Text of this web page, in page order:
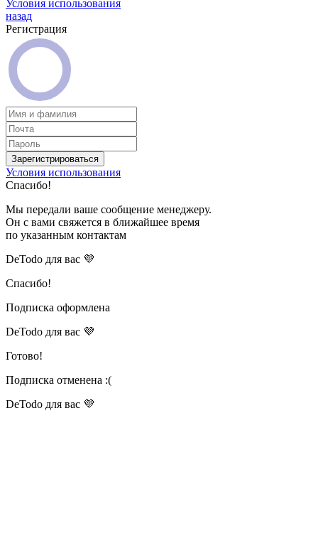
Условия использования
назад
Регистрация
Зарегистрироваться
Условия использования
Спасибо!
Мы передали ваше сообщение менеджеру.
Он с вами свяжется в ближайшее время
по указанным контактам
DeTodo для вас 💜
Спасибо!
Подписка оформлена
DeTodo для вас 💜
Готово!
Подписка отменена :(
DeTodo для вас 💜